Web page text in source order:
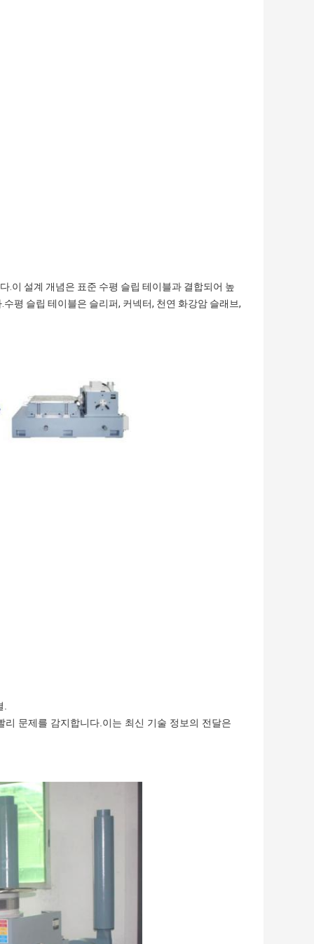
.이 설계 개념은 표준 수평 슬립 테이블과 결합되어 높
평 슬립 테이블은 슬리퍼, 커넥터, 천연 화강암 슬래브,
문제를 감지합니다.이는 최신 기술 정보의 전달은